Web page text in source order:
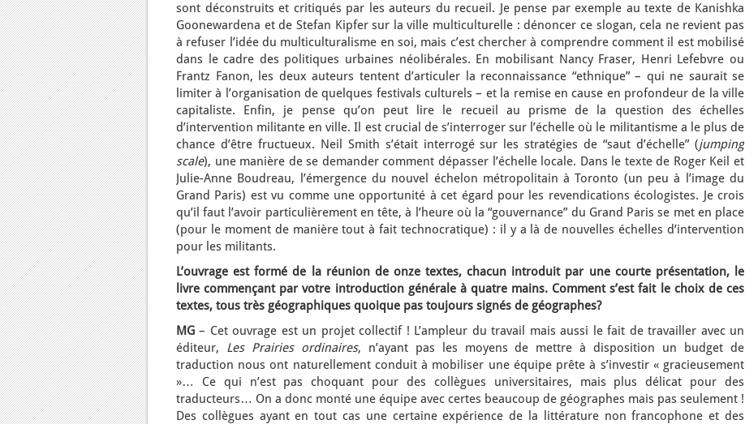
sont déconstruits et critiqués par les auteurs du recueil. Je pense par exemple au texte de Kanishka
Goonewardena et de Stefan Kipfer sur la ville multiculturelle : dénoncer ce slogan, cela ne revient pas
à refuser l’idée du multiculturalisme en soi, mais c’est chercher à comprendre comment il est mobilisé
dans le cadre des politiques urbaines néolibérales. En mobilisant Nancy Fraser, Henri Lefebvre ou
Frantz Fanon, les deux auteurs tentent d’articuler la reconnaissance “ethnique” – qui ne saurait se
limiter à l’organisation de quelques festivals culturels – et la remise en cause en profondeur de la ville
capitaliste. Enfin, je pense qu’on peut lire le recueil au prisme de la question des échelles
d’intervention militante en ville. Il est crucial de s’interroger sur l’échelle où le militantisme a le plus de
chance d’être fructueux. Neil Smith s’était interrogé sur les stratégies de “saut d’échelle” (jumping
scale), une manière de se demander comment dépasser l’échelle locale. Dans le texte de Roger Keil et
Julie-Anne Boudreau, l’émergence du nouvel échelon métropolitain à Toronto (un peu à l’image du
Grand Paris) est vu comme une opportunité à cet égard pour les revendications écologistes. Je crois
qu’il faut l’avoir particulièrement en tête, à l’heure où la “gouvernance” du Grand Paris se met en place
(pour le moment de manière tout à fait technocratique) : il y a là de nouvelles échelles d’intervention
pour les militants.
L’ouvrage est formé de la réunion de onze textes, chacun introduit par une courte présentation, le
livre commençant par votre introduction générale à quatre mains. Comment s’est fait le choix de ces
textes, tous très géographiques quoique pas toujours signés de géographes?
MG – Cet ouvrage est un projet collectif ! L’ampleur du travail mais aussi le fait de travailler avec un
éditeur, Les Prairies ordinaires, n’ayant pas les moyens de mettre à disposition un budget de
traduction nous ont naturellement conduit à mobiliser une équipe prête à s’investir « gracieusement
»… Ce qui n’est pas choquant pour des collègues universitaires, mais plus délicat pour des
traducteurs… On a donc monté une équipe avec certes beaucoup de géographes mais pas seulement !
Des collègues ayant en tout cas une certaine expérience de la littérature non francophone et des